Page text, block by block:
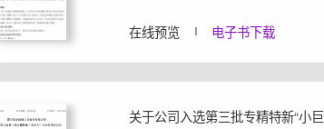
在线预览 电子书下载